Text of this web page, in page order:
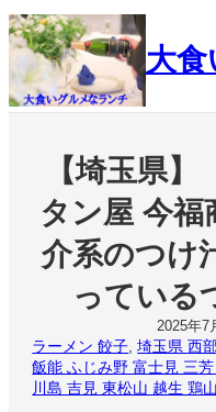
内
容
ス
キ
大食
【埼玉県
タン屋 今福
介系のつけ
っている
2025年7
ラーメン 餃子 , 埼玉県 西
飯能 ふじみ野 富士見 三
川島 吉見 東松山 越生 鶏